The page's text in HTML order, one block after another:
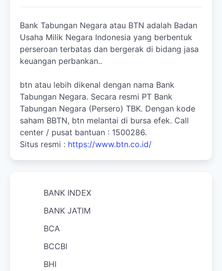
Bank Tabungan Negara atau BTN adalah Badan
Usaha Milik Negara Indonesia yang berbentuk
perseroan terbatas dan bergerak di bidang jasa
keuangan perbankan..
btn atau lebih dikenal dengan nama Bank
Tabungan Negara. Secara resmi PT Bank
Tabungan Negara (Persero) TBK. Dengan kode
saham BBTN, btn melantai di bursa efek. Call
center / pusat bantuan : 1500286.
Situs resmi : https://www.btn.co.id/
BANK INDEX
BANK JATIM
BCA
BCCBI
BHI